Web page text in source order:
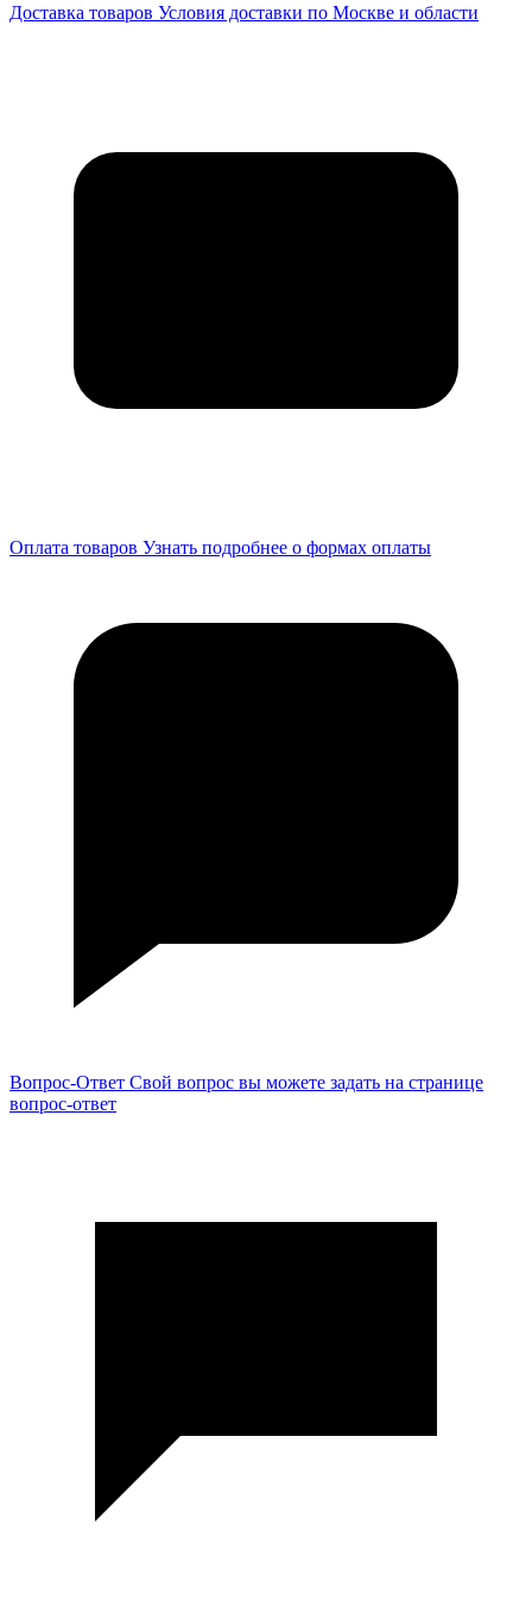
Доставка товаров Условия доставки по Москве и области
Оплата товаров Узнать подробнее о формах оплаты
Вопрос-Ответ Свой вопрос вы можете задать на странице
вопрос-ответ